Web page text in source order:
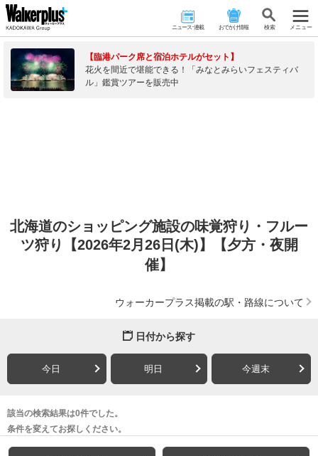
ニュース･連載 おでかけ情報 検 索 メニュー
【臨港パーク席と宿泊ホテルがセット】
花火を間近で堪能できる！「みなとみらいフェスティバ
ル」鑑賞ツアーを販売中
北海道のショッピング施設の味覚狩り・フルー
ツ狩り【2026年2月26日(木)】【夕方・夜開
催】
ウォーカープラス掲載の駅・路線について
日付から探す
今日 明日 今週末
該当の検索結果は0件でした。
条件を変えてお探しください。